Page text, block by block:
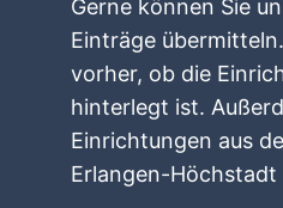
Gerne können Sie
Einträge
vorher, ob die
hinterlegt ist.
Einrichtungen aus
Erlangen-